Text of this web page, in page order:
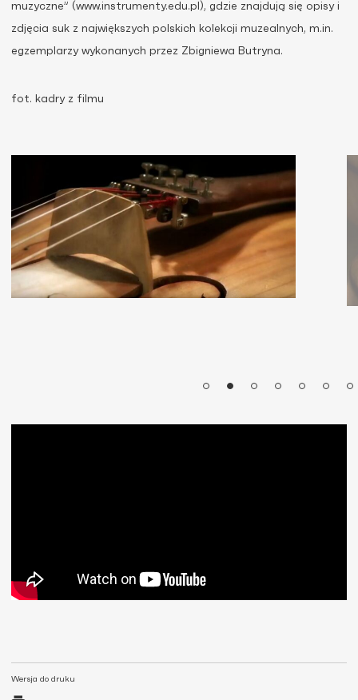
Wersja do druku
muzyczne” (www.instrumenty.edu.pl), gdzie znajdują się opisy i
zdjęcia suk z największych polskich kolekcji muzealnych, m.in.
egzemplarzy wykonanych przez Zbigniewa Butryna.
fot. kadry z filmu